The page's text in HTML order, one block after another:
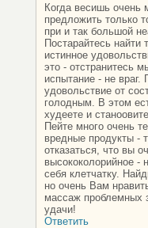
Когда весишь очень
предложить только
при и так большой
Постарайтесь найти
истинное
это - отстранитесь
испытание - не враг.
удовольствие от
голодным. В этом
худеете и
Пейте много очень
вредные продукты -
отказаться, что вы
высококолорийное -
себя клетчатку.
но очень Вам
массаж
удачи!
Ответить